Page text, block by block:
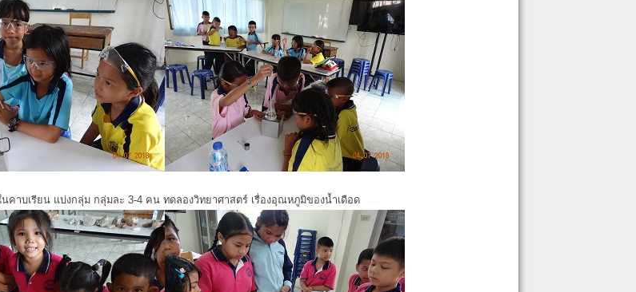
คาบเรียน แบ่งกลุ่ม กลุ่มละ 3-4 คน ทดลองวิทยาศาสตร์ เรื่องอุณหภูมิของน้ำเดือด